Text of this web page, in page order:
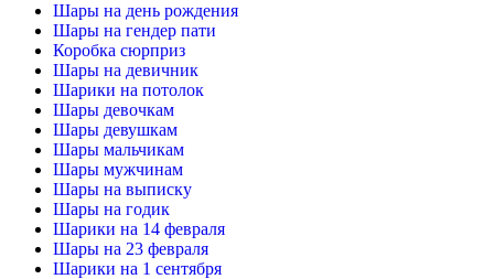
Шары на день рождения
Шары на гендер пати
Коробка сюрприз
Шары на девичник
Шарики на потолок
Шары девочкам
Шары девушкам
Шары мальчикам
Шары мужчинам
Шары на выписку
Шары на годик
Шарики на 14 февраля
Шары на 23 февраля
Шарики на 1 сентября